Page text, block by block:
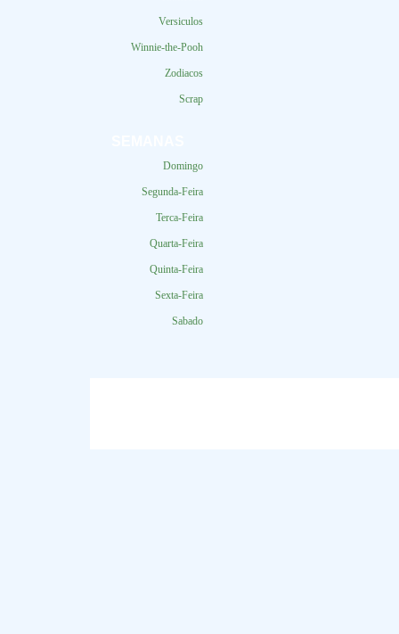
Versiculos
Winnie-the-Pooh
Zodiacos
Scrap
Domingo
Segunda-Feira
Terca-Feira
Quarta-Feira
Quinta-Feira
Sexta-Feira
Sabado